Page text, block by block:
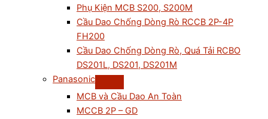
Phụ Kiện MCB S200, S200M
Cầu Dao Chống Dòng Rò RCCB 2P-4P
FH200
Cầu Dao Chống Dòng Rò, Quá Tải RCBO
DS201L, DS201, DS201M
Panasonic
MCB và Cầu Dao An Toàn
MCCB 2P – GD